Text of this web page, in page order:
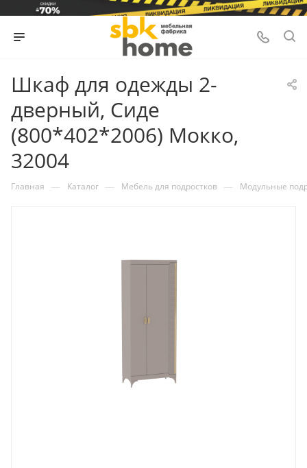
Шкаф для одежды 2-
дверный, Сиде
(800*402*2006) Мокко,
32004
Главная — Каталог — Мебель для подростков — Модульные